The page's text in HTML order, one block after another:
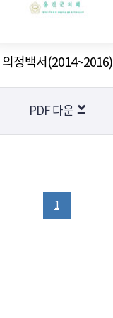
의정백서(2014~2016)
PDF 다운
1